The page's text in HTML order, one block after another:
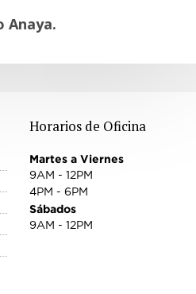
Anaya.
Horarios de Oficina
Martes a Viernes
9AM - 12PM
4PM - 6PM
Sábados
9AM - 12PM